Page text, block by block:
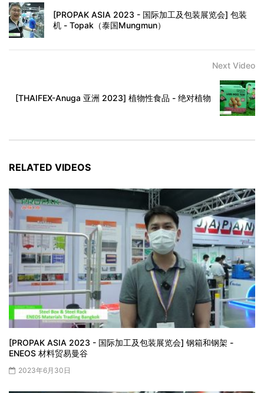
[PROPAK ASIA 2023 - 国际加工及包装展览会] 包装
机 - Topak（泰国Mungmun）
Next Video
[THAIFEX-Anuga 亚洲 2023] 植物性食品 - 绝对植物
RELATED VIDEOS
[PROPAK ASIA 2023 - 国际加工及包装展览会] 钢箱和钢架 -
ENEOS 材料贸易曼谷
2023年6月30日